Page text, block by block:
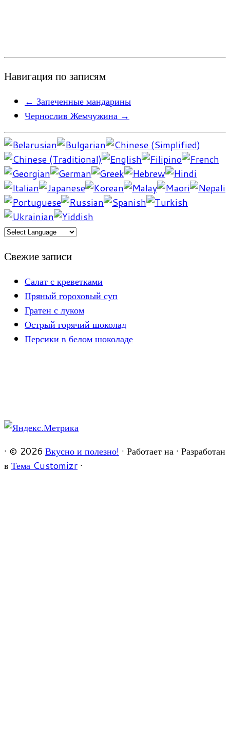
Навигация по записям
← Запеченные мандарины
Чернослив Жемчужина →
Свежие записи
Салат с креветками
Пряный гороховый суп
Гратен с луком
Острый горячий шоколад
Персики в белом шоколаде
· © 2026 Вкусно и полезно! · Работает на · Разработан
в Тема Customizr ·